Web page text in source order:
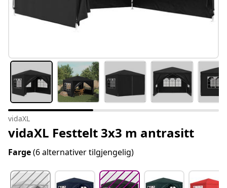
vidaXL
vidaXL Festtelt 3x3 m antrasitt
Farge(6 alternativer tilgjengelig)